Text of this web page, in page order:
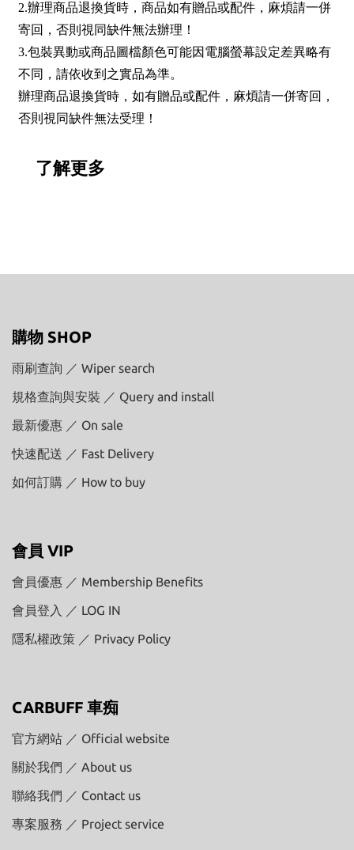
2.辦理商品退換貨時，商品如有贈品或配件，麻煩請一併
寄回，否則視同缺件無法辦理！
3.包裝異動或商品圖檔顏色可能因電腦螢幕設定差異略有
不同，請依收到之實品為準。
辦理商品退換貨時，如有贈品或配件，麻煩請一併寄回，
否則視同缺件無法受理！
了解更多
購物 SHOP
雨刷查詢 ／ Wiper search
規格查詢與安裝 ／ Query and install
最新優惠 ／ On sale
快速配送 ／ Fast Delivery
如何訂購 ／ How to buy
會員 VIP
會員優惠 ／ Membership Benefits
會員登入 ／ LOG IN
隱私權政策 ／ Privacy Policy
CARBUFF 車痴
官方網站 ／ Official website
關於我們 ／ About us
聯絡我們 ／ Contact us
專案服務 ／ Project service